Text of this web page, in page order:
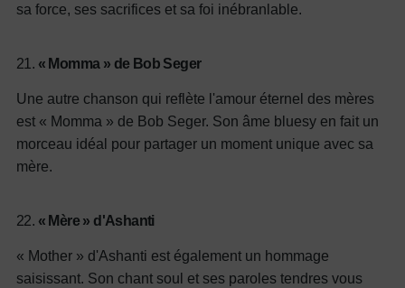
sa force, ses sacrifices et sa foi inébranlable.
21. « Momma » de Bob Seger
Une autre chanson qui reflète l'amour éternel des mères
est « Momma » de Bob Seger. Son âme bluesy en fait un
morceau idéal pour partager un moment unique avec sa
mère.
22. « Mère » d'Ashanti
« Mother » d'Ashanti est également un hommage
saisissant. Son chant soul et ses paroles tendres vous